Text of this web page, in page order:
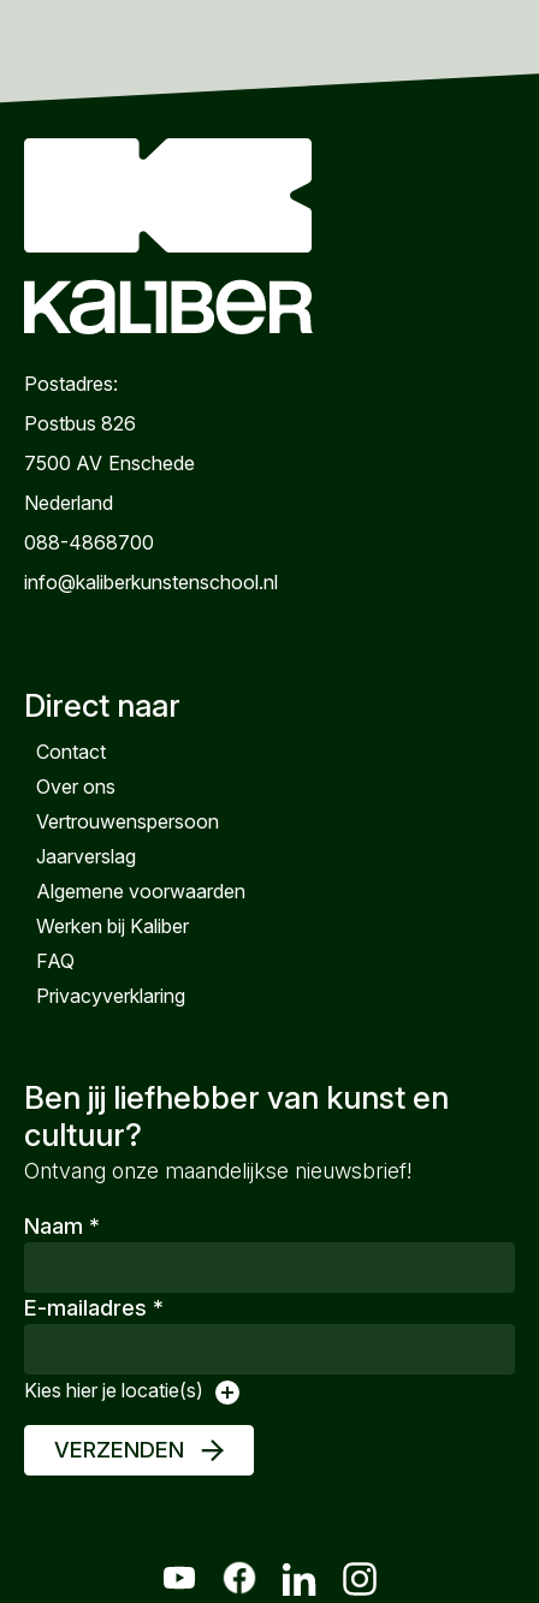
Postadres:
Postbus 826
7500 AV Enschede
Nederland
088-4868700
info@kaliberkunstenschool.nl
Direct naar
Contact
Over ons
Vertrouwenspersoon
Jaarverslag
Algemene voorwaarden
Werken bij Kaliber
FAQ
Privacyverklaring
Ben jij liefhebber van kunst en
cultuur?
Ontvang onze maandelijkse nieuwsbrief!
Naam *
E-mailadres *
Kies hier je locatie(s)
VERZENDEN